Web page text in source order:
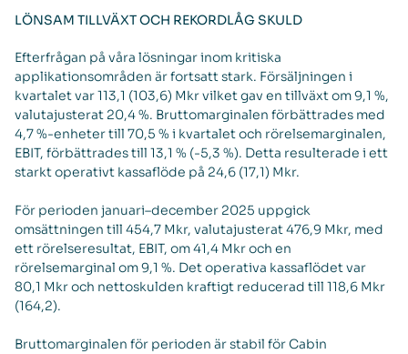
LÖNSAM TILLVÄXT OCH REKORDLÅG SKULD
Efterfrågan på våra lösningar inom kritiska
applikationsområden är fortsatt stark. Försäljningen i
kvartalet var 113,1 (103,6) Mkr vilket gav en tillväxt om 9,1 %,
valutajusterat 20,4 %. Bruttomarginalen förbättrades med
4,7 %-enheter till 70,5 % i kvartalet och rörelsemarginalen,
EBIT, förbättrades till 13,1 % (-5,3 %). Detta resulterade i ett
starkt operativt kassaflöde på 24,6 (17,1) Mkr.
För perioden januari–december 2025 uppgick
omsättningen till 454,7 Mkr, valutajusterat 476,9 Mkr, med
ett rörelseresultat, EBIT, om 41,4 Mkr och en
rörelsemarginal om 9,1 %. Det operativa kassaflödet var
80,1 Mkr och nettoskulden kraftigt reducerad till 118,6 Mkr
(164,2).
Bruttomarginalen för perioden är stabil för Cabin